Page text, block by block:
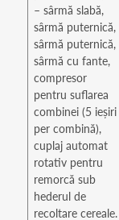
– sârmă slabă,
sârmă puternică,
sârmă puternică,
sârmă cu fante,
compresor
pentru suflarea
combinei (5 ieșiri
per combină),
cuplaj automat
rotativ pentru
remorcă sub
hederul de
recoltare cereale.